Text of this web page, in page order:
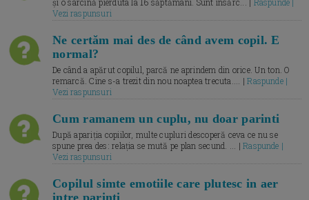
și o sarcină pierduta la 16 săptămâni. Sunt însărc... | Raspunde |
Vezi raspunsuri
Ne certăm mai des de când avem copil. E
normal?
De când a apărut copilul, parcă ne aprindem din orice. Un ton. O
remarcă. Cine s-a trezit din nou noaptea trecuta.... |Raspunde |
Vezi raspunsuri
Cum ramanem un cuplu, nu doar parinti
După apariția copiilor, multe cupluri descoperă ceva ce nu se
spune prea des: relația se mută pe plan secund. ... |Raspunde |
Vezi raspunsuri
Copilul simte emotiile care plutesc in aer